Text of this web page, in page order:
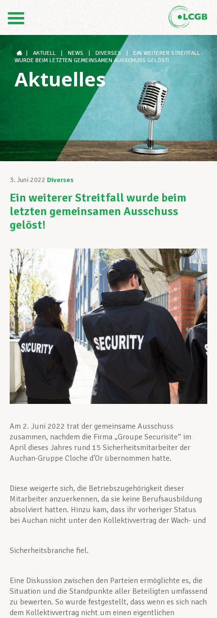
FR
Der LCGB
Gewerkschaftsstrukturen
Unterstützung im Arbeitsalltag
Ihre Rechte
Berufliche Weiterentwicklung
Mitglied werden
Aktuell
AKTUELL NEWS DIVERSES
EIN WEITERER STREITFALL
WURDE BEIM LETZTEN GEMEINSAMEN AUSSCHUSS GELÖST!
Aktuelles
3. Juni 2022 Diverses
Ein weiterer Streitfall wurde beim
letzten gemeinsamen Ausschuss
gelöst!
Am 2. Juni 2022 trat der gemeinsame Ausschuss
zusammen, nachdem die Firma „Groupe Securisite“ im
April dieses Jahres rund 15 Sicherheitsmitarbeiter der
Auchan-Gruppe Cloche d’Or übernommen hatte.
Diese weigerte sich, die Betriebszugehörigkeit dieser
Mitarbeiter anzuerkennen, da sie keine Berufsausbildung
absolviert hatten. Hinzu kam, dass ihr vorheriger Status
bei Auchan nicht unter den Kollektivvertrag der Wach- und
Sicherheitsbranche fiel.
Eine Diskussion zwischen den Parteien ermöglichte es, die
Situation und die Standpunkte aller Beteiligten umfassend
zu bewerten. So wurde festgestellt, dass wenn es sich nach
dem Kollektivvertrag nicht um einen eigentlichen